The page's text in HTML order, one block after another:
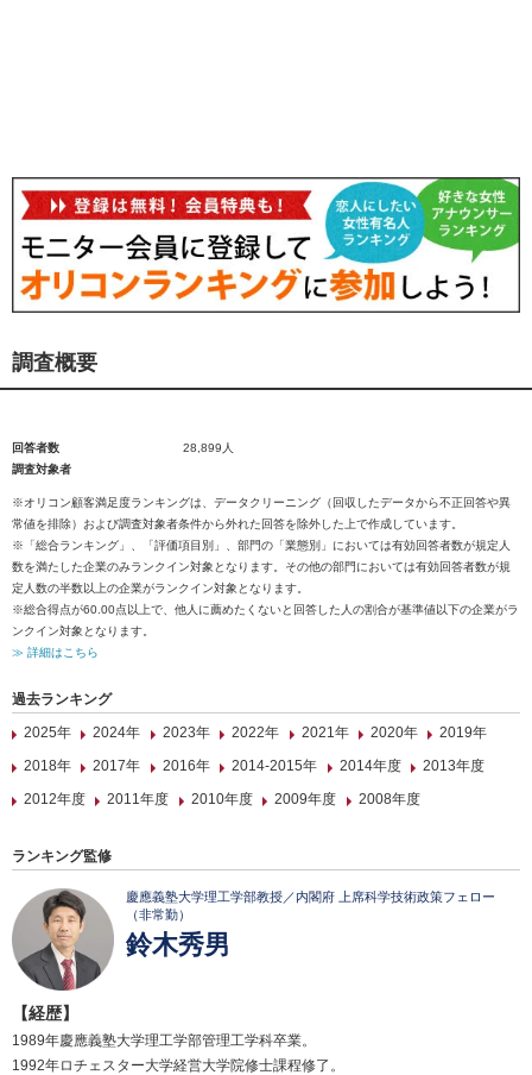
調査概要
回答者数
28,899人
調査対象者
※オリコン顧客満足度ランキングは、データクリーニング（回収したデータから不正回答や異
常値を排除）および調査対象者条件から外れた回答を除外した上で作成しています。
※「総合ランキング」、「評価項目別」、部門の「業態別」においては有効回答者数が規定人
数を満たした企業のみランクイン対象となります。その他の部門においては有効回答者数が規
定人数の半数以上の企業がランクイン対象となります。
※総合得点が60.00点以上で、他人に薦めたくないと回答した人の割合が基準値以下の企業がラ
ンクイン対象となります。
≫ 詳細はこちら
過去ランキング
2025年
2024年 2023年 2022年 2021年 2020年
2019年
2018年
2017年 2016年 2014-2015年 2014年度
2013年度
2012年度
2011年度 2010年度 2009年度 2008年度
ランキング監修
慶應義塾大学理工学部教授／内閣府 上席科学技術政策フェロー
（非常勤）
鈴木秀男
【経歴】
1989年慶應義塾大学理工学部管理工学科卒業。
1992年ロチェスター大学経営大学院修士課程修了。